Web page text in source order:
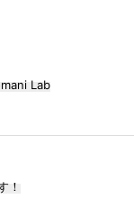
Lab
！